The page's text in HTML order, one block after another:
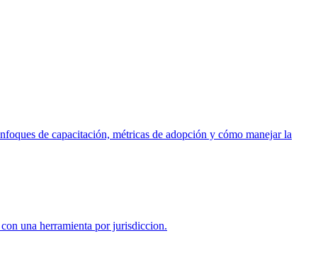
de capacitación, métricas de adopción y cómo manejar la
una herramienta por jurisdiccion.